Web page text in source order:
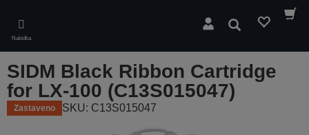
main
content
Nabídka
Hledat
SIDM Black Ribbon Cartridge
for LX-100 (C13S015047)
Zastaveno SKU: C13S015047